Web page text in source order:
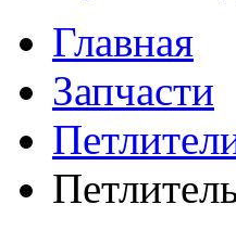
Главная
Запчасти